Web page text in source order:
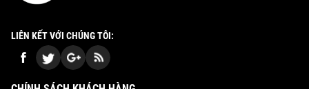
LIÊN KẾT VỚI CHÚNG TÔI: